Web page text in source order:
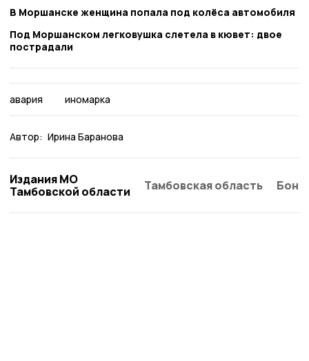
В Моршанске женщина попала под колёса автомобиля
Под Моршанском легковушка слетела в кювет: двое
пострадали
авария иномарка
Автор: Ирина Баранова
Издания МО
Тамбовской области
Тамбовская область